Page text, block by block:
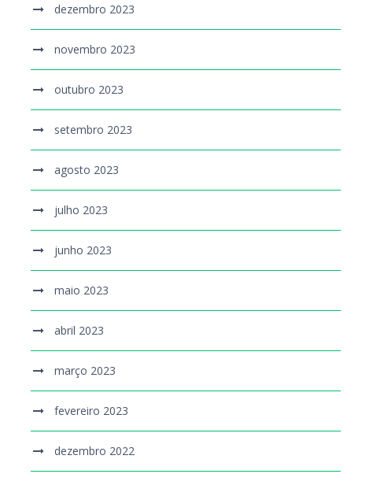
dezembro 2023
novembro 2023
outubro 2023
setembro 2023
agosto 2023
julho 2023
junho 2023
maio 2023
abril 2023
março 2023
fevereiro 2023
dezembro 2022